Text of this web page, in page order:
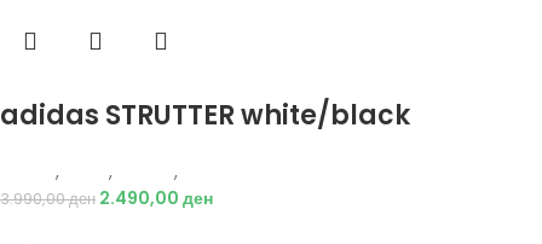
adidas STRUTTER white/black
, , ,
3.990,00ден 2.490,00 ден